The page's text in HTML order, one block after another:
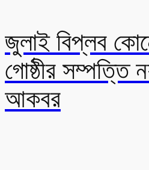
জুলাই বিপ্লব
গোষ্ঠীর
আকবর